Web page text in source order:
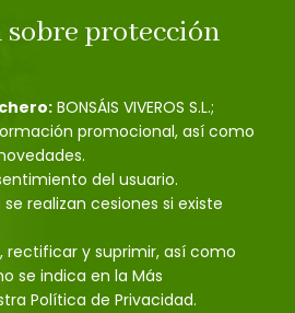
protección
BONSÁIS VIVEROS S.L.;
promocional, así como
del usuario.
se realizan cesiones si existe
rectificar y suprimir, así como
se indica en la Más
Política de Privacidad.